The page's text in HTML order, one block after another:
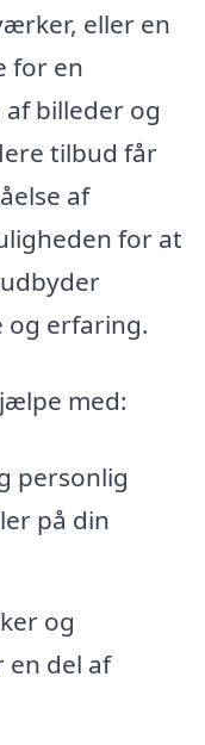
eller en
for en
billeder og
tilbud får
af
for at
og erfaring.
med:
personlig
på din
og
en del af